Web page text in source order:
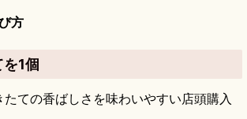
方
を1個
ての香ばしさを味わいやすい店頭購入